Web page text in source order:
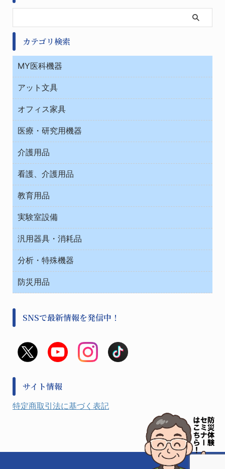
カテゴリ検索
MY医科機器
診察・診断
与薬・調剤薬局
アット文具
ＯＡ・パソコン用品
オフィス家具
オフィス作業用品
医療・研究用機器
ウエアー
チューブコネクタ素材
テープ・ラベル・紙製
デシケーター類
ベット周辺
ベンチ無菌ドラフト
院内感染防止、空気清浄器類
運搬
温度・湿度管理機器
加圧・減圧・油ポンプ
撹拌機 ２
救急
金属、ホーロー容器・バット類
金属・樹脂実験必需１
健康機器・用品
検査・計測
介護用品
介護・リハビリ
看護、介護用品
院内感染防止、空気清浄器類
救急
健康機器・用品
事務・受付
処置・手術
中材・滅菌・洗浄
教育用品
ノート・紙製品
実験室設備
コンテナー保温容器
工具類
事務用品・ＯＡデスク
清掃用品
汎用器具・消耗品
テープ・ラベル・紙製
金属・樹脂実験必需２
樹脂容器各種
分析・特殊機器
検査用品
分離・分析ロシ
防災用品
初期活動・対策本部
非常用食料品
風水害対策用品
防犯用品・その他
SNSで最新情報を発信中！
サイト情報
特定商取引法に基づく表記